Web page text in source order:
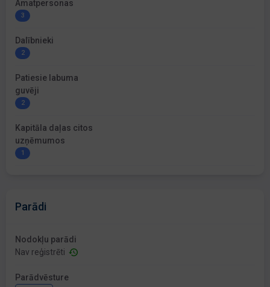
Amatpersonas
3
Dalībnieki
2
Patiesie labuma
guvēji
2
Kapitāla daļas citos
uzņēmumos
1
Parādi
Nodokļu parādi
Nav reģistrēti
Parādvēsture